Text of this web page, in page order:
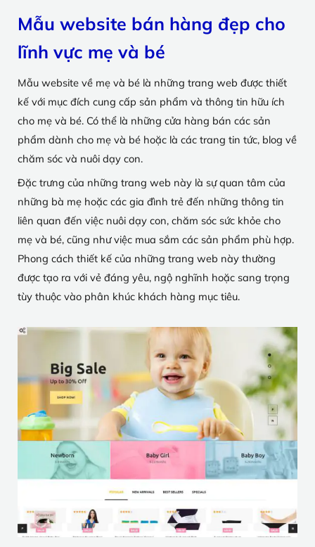
Mẫu website bán hàng đẹp cho
lĩnh vực mẹ và bé
Mẫu website về mẹ và bé là những trang web được thiết
kế với mục đích cung cấp sản phẩm và thông tin hữu ích
cho mẹ và bé. Có thể là những cửa hàng bán các sản
phẩm dành cho mẹ và bé hoặc là các trang tin tức, blog về
chăm sóc và nuôi dạy con.
Đặc trưng của những trang web này là sự quan tâm của
những bà mẹ hoặc các gia đình trẻ đến những thông tin
liên quan đến việc nuôi dạy con, chăm sóc sức khỏe cho
mẹ và bé, cũng như việc mua sắm các sản phẩm phù hợp.
Phong cách thiết kế của những trang web này thường
được tạo ra với vẻ đáng yêu, ngộ nghĩnh hoặc sang trọng
tùy thuộc vào phân khúc khách hàng mục tiêu.